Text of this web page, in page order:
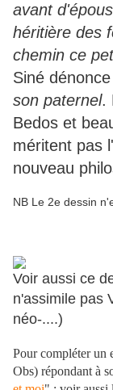
avant
héritière des
chemin ce
Siné
son paternel.
Bedos et
méritent pas
nouveau
NB Le 2e dessin
Voir aussi ce
n'assimile pas
néo-....)
Pour compléter un
Obs) répondant à